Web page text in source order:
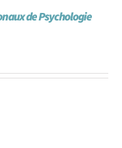
de Psychologie